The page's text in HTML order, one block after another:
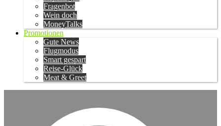
Fragenbot
Wein doch
MoneyTalks
Promotionen
Gute News
Flugmodus
Smart gespart
Reise-Glück
Meat & Greet